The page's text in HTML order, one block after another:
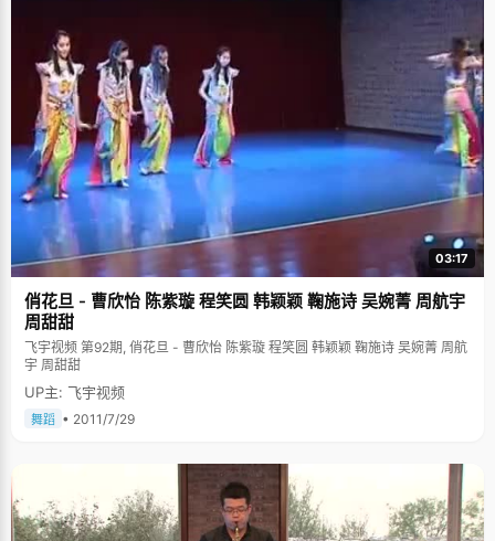
03:17
俏花旦 - 曹欣怡 陈紫璇 程笑圆 韩颖颖 鞠施诗 吴婉菁 周航宇
周甜甜
飞宇视频 第92期, 俏花旦 - 曹欣怡 陈紫璇 程笑圆 韩颖颖 鞠施诗 吴婉菁 周航
宇 周甜甜
UP主: 飞宇视频
舞蹈 • 2011/7/29